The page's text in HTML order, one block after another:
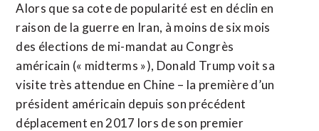
Alors que sa cote de popularité est en déclin en
raison de la guerre en Iran, à moins de six mois
des élections de mi-mandat au Congrès
américain (« midterms »), Donald Trump voit sa
visite très attendue en Chine – la première d’un
président américain depuis son précédent
déplacement en 2017 lors de son premier